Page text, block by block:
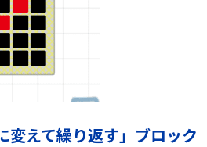
て繰り返す」ブロック